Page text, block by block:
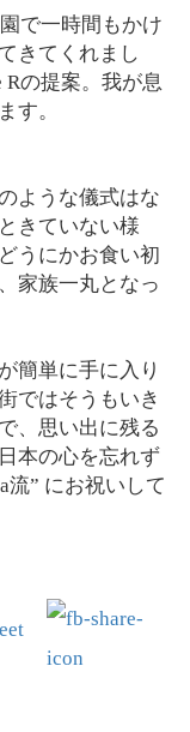
で一時間もかけ
きてくれまし
の提案。我が息
す。
ような儀式はな
きていない様
うにかお食い初
家族一丸となっ
簡単に手に入り
ではそうもいき
、思い出に残る
本の心を忘れず
流” にお祝いして